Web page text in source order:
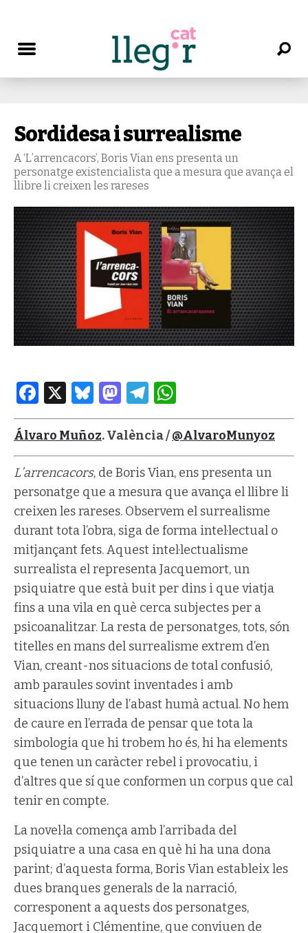
Sordidesa i surrealisme
A ‘L’arrencacors’, Boris Vian ens presenta un
personatge existencialista que a mesura que avança el
llibre li creixen les rareses
Facebook
X Bluesky
Mastodon
Telegram
Álvaro Muñoz. València /@AlvaroMunyoz
L’arrencacors, de Boris Vian, ens presenta un
personatge que a mesura que avança el llibre li
creixen les rareses. Observem el surrealisme
durant tota l’obra, siga de forma intel·lectual o
mitjançant fets. Aquest intel·lectualisme
surrealista el representa Jacquemort, un
psiquiatre que està buit per dins i que viatja
fins a una vila en què cerca subjectes per a
psicoanalitzar. La resta de personatges, tots, són
titelles en mans del surrealisme extrem d’en
Vian, creant-nos situacions de total confusió,
amb paraules sovint inventades i amb
situacions lluny de l’abast humà actual. No hem
de caure en l’errada de pensar que tota la
simbologia que hi trobem ho és, hi ha elements
que tenen un caràcter rebel i provocatiu, i
d’altres que sí que conformen un corpus que cal
tenir en compte.
La novel·la comença amb l’arribada del
psiquiatre a una casa en què hi ha una dona
parint; d’aquesta forma, Boris Vian estableix les
dues branques generals de la narració,
corresponent a aquests dos personatges,
Jacquemort i Clémentine, que conviuen de